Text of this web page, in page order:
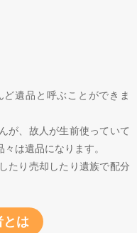
遺品と呼ぶことができま
が、故人が生前使っていて
は遺品になります。
たり売却したり遺族で配分
とは